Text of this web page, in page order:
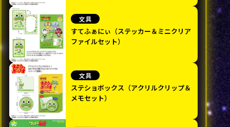
文具
すてふぁにぃ（ステッカー＆ミニクリア
ファイルセット）
文具
ステショボックス（アクリルクリップ＆
メモセット）